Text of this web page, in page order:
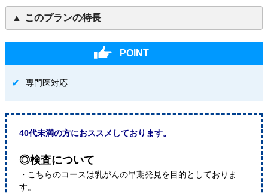
このプランの特長
POINT
専門医対応
40代未満の方におススメしております。
◎検査について
・こちらのコースは乳がんの早期発見を目的としておりま
す。